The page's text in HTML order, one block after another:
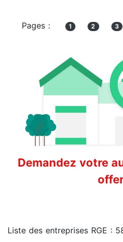
Pages : 1 2 3
Demandez votre
Liste des entreprises RGE :